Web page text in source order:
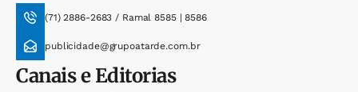
(71) 2886-2683 / Ramal 8585 | 8586
publicidade@grupoatarde.com.br
Canais e Editorias